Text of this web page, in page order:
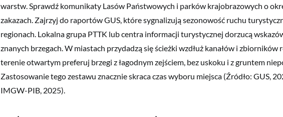
warstw. Sprawdź komunikaty Lasów Państwowych i parków krajobrazowych o
zakazach. Zajrzyj do raportów GUS, które sygnalizują sezonowość ruchu
regionach. Lokalna grupa PTTK lub centra informacji turystycznej dorzucą
znanych brzegach. W miastach przydadzą się ścieżki wzdłuż kanałów i zbiorników
terenie otwartym preferuj brzegi z łagodnym zejściem, bez uskoku i z gruntem
Zastosowanie tego zestawu znacznie skraca czas wyboru miejsca (Źródło: GUS,
IMGW-PIB, 2025).